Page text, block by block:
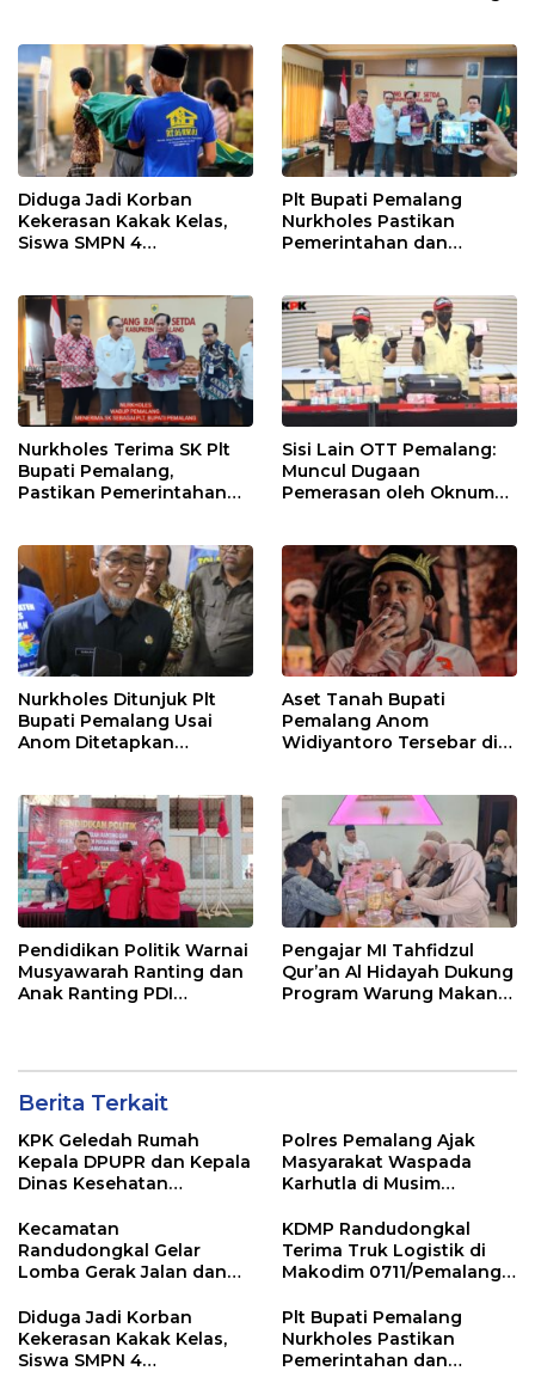
Diduga Jadi Korban
Kekerasan Kakak Kelas,
Siswa SMPN 4
Plt Bupati Pemalang
Nurkholes Pastikan
Pemerintahan dan
Nurkholes Terima SK Plt
Bupati Pemalang,
Pastikan Pemerintahan
Sisi Lain OTT Pemalang:
Muncul Dugaan
Pemerasan oleh Oknum
Nurkholes Ditunjuk Plt
Bupati Pemalang Usai
Anom Ditetapkan
Aset Tanah Bupati
Pemalang Anom
Widiyantoro Tersebar di
Pendidikan Politik Warnai
Musyawarah Ranting dan
Anak Ranting PDI
Pengajar MI Tahfidzul
Qur’an Al Hidayah Dukung
Program Warung Makan
Berita Terkait
KPK Geledah Rumah
Kepala DPUPR dan Kepala
Dinas Kesehatan
Polres Pemalang Ajak
Masyarakat Waspada
Karhutla di Musim
Kecamatan
Randudongkal Gelar
Lomba Gerak Jalan dan
HUT RI ke-81
KDMP Randudongkal
Terima Truk Logistik di
Makodim 0711/Pemalang
Desa
Diduga Jadi Korban
Kekerasan Kakak Kelas,
Siswa SMPN 4
Plt Bupati Pemalang
Nurkholes Pastikan
Pemerintahan dan